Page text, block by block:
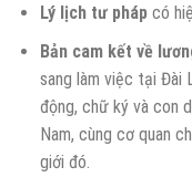
Lý lịch tư phápcó
Bản cam kết về
sang làm việc tại Đài
động, chữ ký và con
Nam, cùng cơ quan
giới đó.